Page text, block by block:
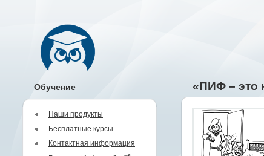
Обучение
Наши продукты
Бесплатные курсы
Контактная информация
«ПИФ – это